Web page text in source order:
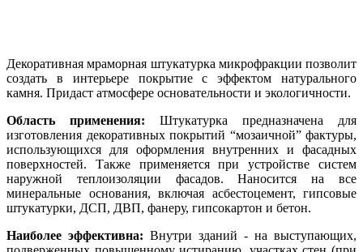
Декоративная мраморная штукатурка микрофракции позволит
создать в интерьере покрытие с эффектом натурального
камня. Придаст атмосфере основательности и экологичности.
Область применения: Штукатурка предназначена для
изготовления декоративных покрытий “мозаичной” фактуры,
использующихся для оформления внутренних и фасадных
поверхностей. Также применяется при устройстве систем
наружной теплоизоляции фасадов. Наносится на все
минеральные основания, включая асбестоцемент, гипсовые
штукатурки, ДСП, ДВП, фанеру, гипсокартон и бетон.
Наиболее эффективна: Внутри зданий - на выступающих,